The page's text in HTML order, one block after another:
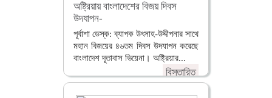
অষ্ট্রিয়ায় বাংলাদেশের বিজয় দিবস
উদযাপন-
পূর্বাশা ডেস্ক: ব্যাপক উৎসাহ-উদ্দীপনার সাথে
মহান বিজয়ের ৪৬তম দিবস উদযাপন করেছে
বাংলাদেশ দূতাবাস ভিয়েনা। অষ্ট্রিয়ার...
বিস্তারিত